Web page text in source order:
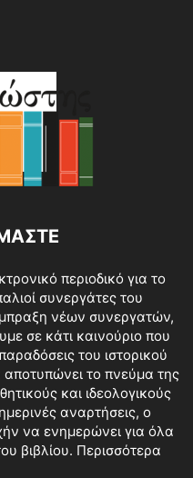
περιοδικό για το
συνεργάτες του
νέων συνεργατών,
σε κάτι καινούριο που
του ιστορικού
το πνεύμα της
και ιδεολογικούς
αναρτήσεις, ο
να ενημερώνει για όλα
βιβλίου. Περισσότερα